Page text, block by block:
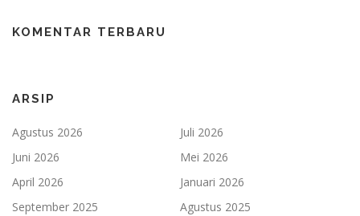
KOMENTAR TERBARU
ARSIP
Agustus 2026
Juli 2026
Juni 2026
Mei 2026
April 2026
Januari 2026
September 2025
Agustus 2025